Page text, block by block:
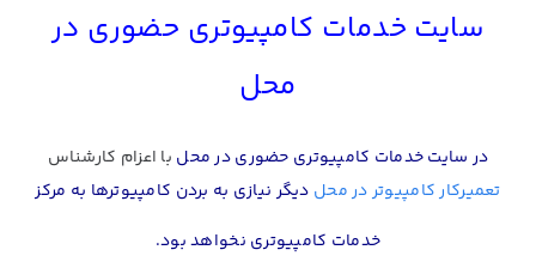
سایت خدمات کامپیوتری حضوری در
محل
در سایت خدمات کامپیوتری حضوری در محل با اعزام کارشناس
تعمیرکار کامپیوتردر محل دیگرنیازی به بردن کامپیوترها به مرکز
خدمات کامپیوتری نخواهد بود.